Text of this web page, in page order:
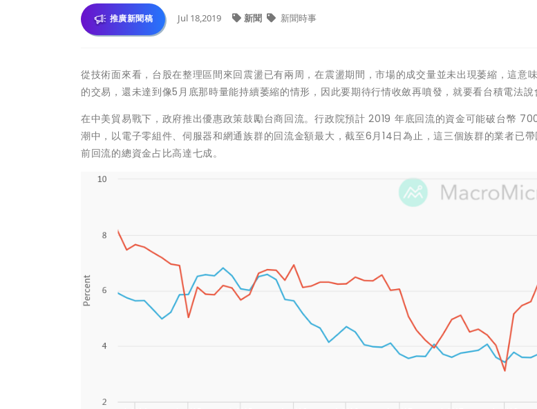
推廣新聞稿 Jul 18,2019 新聞 新聞時事
從技術面來看，台股在整理區間來回震盪已有兩周，在震盪期間，市場的成交量並未出現萎縮，這意
的交易，還未達到像5月底那時量能持續萎縮的情形，因此要期待行情收斂再噴發，就要看台積電法說
在中美貿易戰下，政府推出優惠政策鼓勵台商回流。行政院預計 2019 年底回流的資金可能破台幣
潮中，以電子零組件、伺服器和網通族群的回流金額最大，截至6月14日為止，這三個族群的業者已
前回流的總資金占比高達七成。